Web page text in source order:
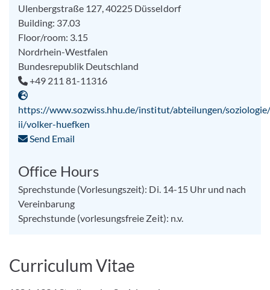
Ulenbergstraße 127, 40225 Düsseldorf
Building: 37.03
Floor/room: 3.15
Nordrhein-Westfalen
Bundesrepublik Deutschland
+49 211 81-11316
https://www.sozwiss.hhu.de/institut/abteilungen/
ii/volker-huefken
Send Email
Office Hours
Sprechstunde (Vorlesungszeit): Di. 14-15 Uhr und nach
Vereinbarung
Sprechstunde (vorlesungsfreie Zeit): n.v.
Curriculum Vitae